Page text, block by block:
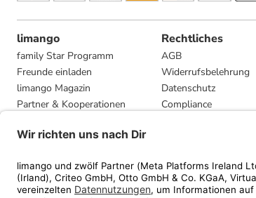
limango
family Star Programm
Freunde einladen
limango Magazin
Partner & Kooperationen
Presse
Rechtliches
AGB
Widerrufsbelehrung
Datenschutz
Compliance